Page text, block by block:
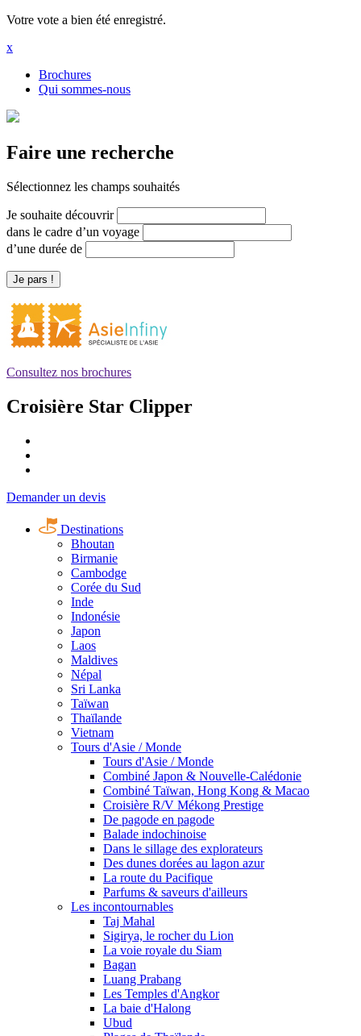
Votre vote a bien été enregistré.
x
Brochures
Qui sommes-nous
Faire une recherche
Sélectionnez les champs souhaités
Je souhaite découvrir
dans le cadre d’un voyage
d’une durée de
Je pars !
Consultez nos brochures
Croisière Star Clipper
Demander un devis
Destinations
Bhoutan
Birmanie
Cambodge
Corée du Sud
Inde
Indonésie
Japon
Laos
Maldives
Népal
Sri Lanka
Taïwan
Thaïlande
Vietnam
Tours d'Asie / Monde
Tours d'Asie / Monde
Combiné Japon & Nouvelle-Calédonie
Combiné Taïwan, Hong Kong & Macao
Croisière R/V Mékong Prestige
De pagode en pagode
Balade indochinoise
Dans le sillage des explorateurs
Des dunes dorées au lagon azur
La route du Pacifique
Parfums & saveurs d'ailleurs
Les incontournables
Taj Mahal
Sigirya, le rocher du Lion
La voie royale du Siam
Bagan
Luang Prabang
Les Temples d'Angkor
La baie d'Halong
Ubud